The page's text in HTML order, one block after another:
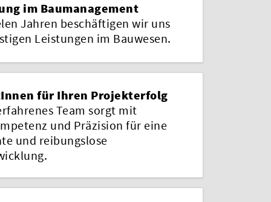
im Baumanagement
Jahren beschäftigen wir uns
Leistungen im Bauwesen.
für Ihren Projekterfolg
Team sorgt mit
und Präzision für eine
und reibungslose